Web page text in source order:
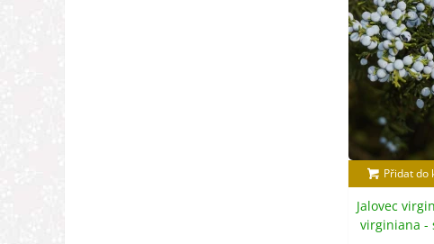
Přidat do
Jalovec
virginiana -